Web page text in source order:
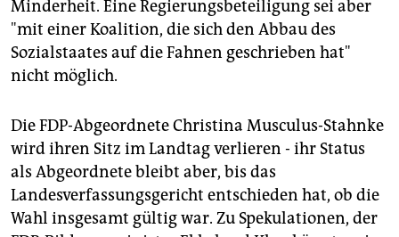
Minderheit. Eine Regierungsbeteiligung sei aber
"mit einer Koalition, die sich den Abbau des
Sozialstaates auf die Fahnen geschrieben hat"
nicht möglich.
Die FDP-Abgeordnete Christina Musculus-Stahnke
wird ihren Sitz im Landtag verlieren - ihr Status
als Abgeordnete bleibt aber, bis das
Landesverfassungsgericht entschieden hat, ob die
Wahl insgesamt gültig war. Zu Spekulationen, der